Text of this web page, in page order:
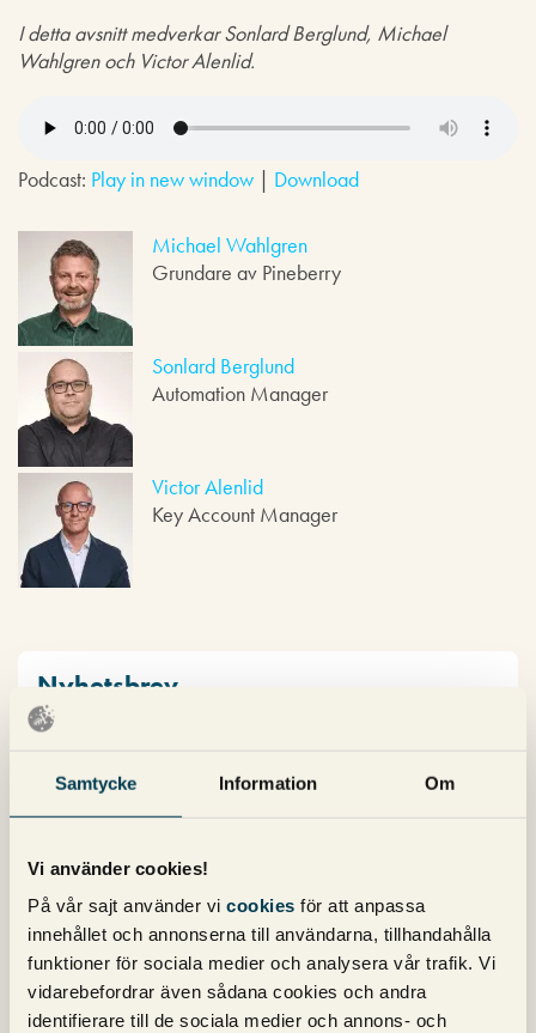
Samtycke Information Om
Vi använder cookies!
På vår sajt använder vi cookies för att anpassa
innehållet och annonserna till användarna, tillhandahålla
funktioner för sociala medier och analysera vår trafik. Vi
vidarebefordrar även sådana cookies och andra
identifierare till de sociala medier och annons- och
I detta avsnitt medverkar Sonlard Berglund, Michael
Wahlgren och Victor Alenlid.
Podcast: Play in new window | Download
Michael Wahlgren
Grundare av Pineberry
Sonlard Berglund
Automation Manager
Victor Alenlid
Key Account Manager
Nyhetsbrev
Prenumerera på vårt nyhetsbrev för det
senaste inom SEO, Google Ads och sociala
medier!